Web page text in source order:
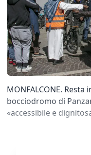
MONFALCONE.
bocciodromo di
«accessibile e